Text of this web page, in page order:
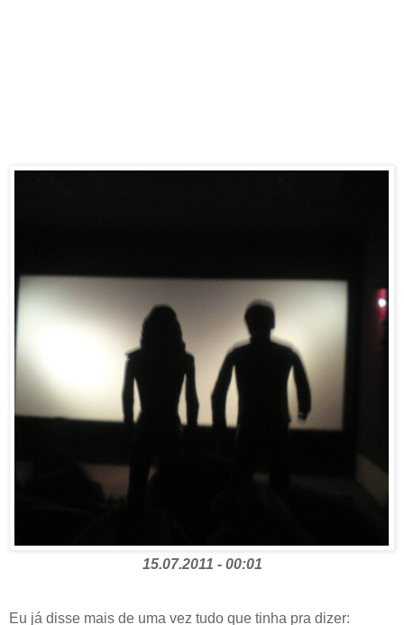
15.07.2011 - 00:01
Eu já disse mais de uma vez tudo que tinha pra dizer: